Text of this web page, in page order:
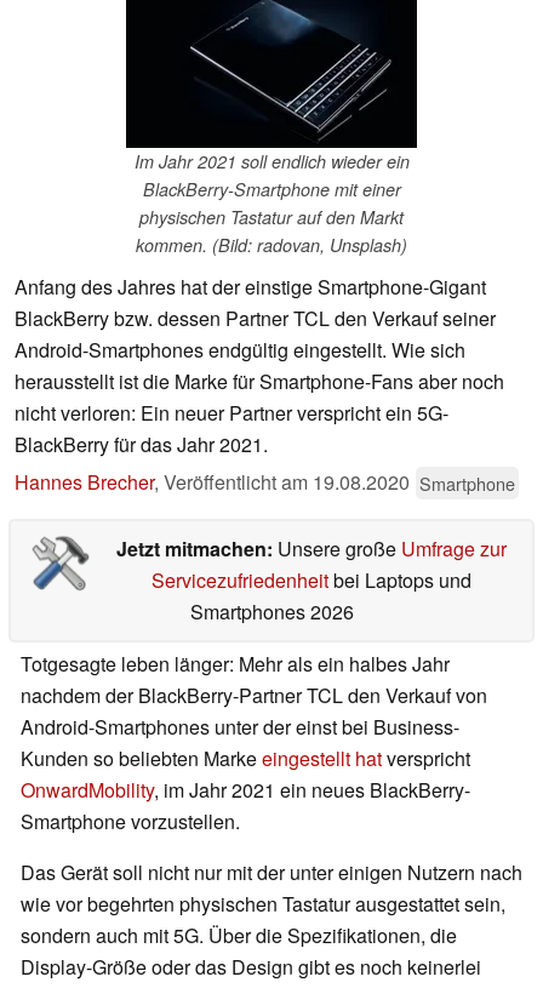
Im Jahr 2021 soll endlich wieder ein
BlackBerry-Smartphone mit einer
physischen Tastatur auf den Markt
kommen. (Bild: radovan, Unsplash)
Anfang des Jahres hat der einstige Smartphone-Gigant
BlackBerry bzw. dessen Partner TCL den Verkauf seiner
Android-Smartphones endgültig eingestellt. Wie sich
herausstellt ist die Marke für Smartphone-Fans aber noch
nicht verloren: Ein neuer Partner verspricht ein 5G-
BlackBerry für das Jahr 2021.
Hannes Brecher, Veröffentlicht am 19.08.2020 Smartphone
Jetzt mitmachen: Unsere große Umfrage zur
Servicezufriedenheitbei Laptops und
Smartphones 2026
Totgesagte leben länger: Mehr als ein halbes Jahr
nachdem der BlackBerry-Partner TCL den Verkauf von
Android-Smartphones unter der einst bei Business-
Kunden so beliebten Markeeingestellt hatverspricht
OnwardMobility, im Jahr 2021 ein neues BlackBerry-
Smartphone vorzustellen.
Das Gerät soll nicht nur mit der unter einigen Nutzern nach
wie vor begehrten physischen Tastatur ausgestattet sein,
sondern auch mit 5G. Über die Spezifikationen, die
Display-Größe oder das Design gibt es noch keinerlei